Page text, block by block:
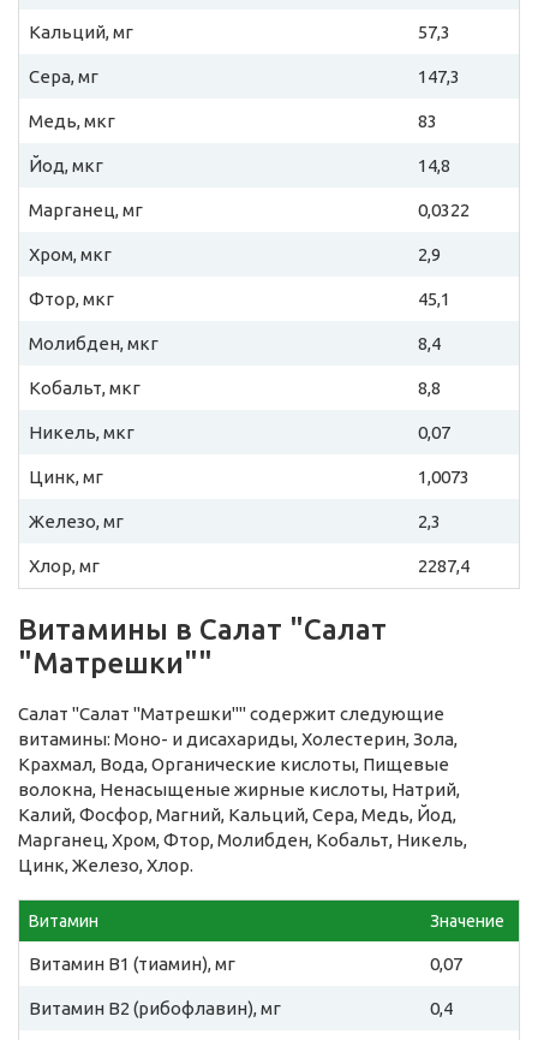
Кальций, мг 57,3
Сера, мг 147,3
Медь, мкг 83
Йод, мкг 14,8
Марганец, мг 0,0322
Хром, мкг 2,9
Фтор, мкг 45,1
Молибден, мкг 8,4
Кобальт, мкг 8,8
Никель, мкг 0,07
Цинк, мг 1,0073
Железо, мг 2,3
Хлор, мг 2287,4
Витамины в Салат "Салат
"Матрешки""
Салат "Салат "Матрешки"" содержит следующие
витамины: Моно- и дисахариды, Холестерин, Зола,
Крахмал, Вода, Органические кислоты, Пищевые
волокна, Ненасыщеные жирные кислоты, Натрий,
Калий, Фосфор, Магний, Кальций, Сера, Медь, Йод,
Марганец, Хром, Фтор, Молибден, Кобальт, Никель,
Цинк, Железо, Хлор.
Витамин Значение
Витамин B1 (тиамин), мг 0,07
Витамин B2 (рибофлавин), мг 0,4